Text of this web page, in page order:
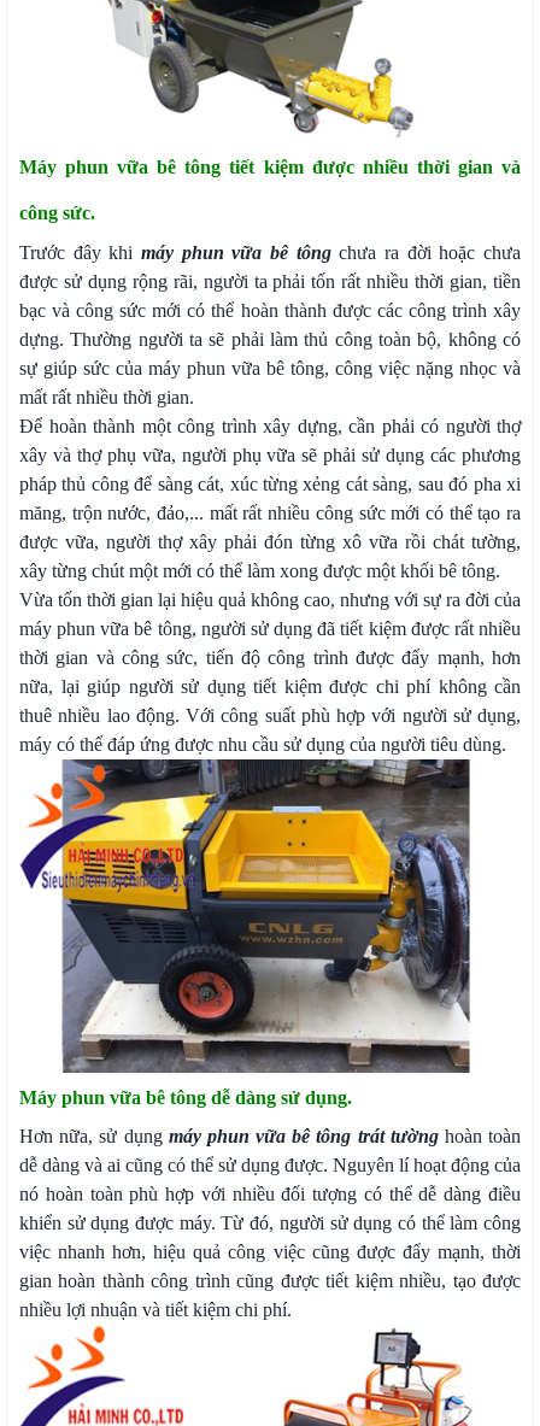
Máy phun vữa bê tông tiết kiệm được nhiều thời gian và
công sức.
Trước đây khi máy phun vữa bê tôngchưa ra đời hoặc chưa
được sử dụng rộng rãi, người ta phải tốn rất nhiều thời gian, tiền
bạc và công sức mới có thể hoàn thành được các công trình xây
dựng. Thường người ta sẽ phải làm thủ công toàn bộ, không có
sự giúp sức của máy phun vữa bê tông, công việc nặng nhọc và
mất rất nhiều thời gian.
Để hoàn thành một công trình xây dựng, cần phải có người thợ
xây và thợ phụ vữa, người phụ vữa sẽ phải sử dụng các phương
pháp thủ công để sàng cát, xúc từng xẻng cát sàng, sau đó pha xi
măng, trộn nước, đảo,... mất rất nhiều công sức mới có thể tạo ra
được vữa, người thợ xây phải đón từng xô vữa rồi chát tường,
xây từng chút một mới có thể làm xong được một khối bê tông.
Vừa tốn thời gian lại hiệu quả không cao, nhưng với sự ra đời của
máy phun vữa bê tông, người sử dụng đã tiết kiệm được rất nhiều
thời gian và công sức, tiến độ công trình được đẩy mạnh, hơn
nữa, lại giúp người sử dụng tiết kiệm được chi phí không cần
thuê nhiều lao động. Với công suất phù hợp với người sử dụng,
máy có thể đáp ứng được nhu cầu sử dụng của người tiêu dùng.
Máy phun vữa bê tông dễ dàng sử dụng.
Hơn nữa, sử dụng máy phun vữa bê tông trát tườnghoàn toàn
dễ dàng và ai cũng có thể sử dụng được. Nguyên lí hoạt động của
nó hoàn toàn phù hợp với nhiều đối tượng có thể dễ dàng điều
khiển sử dụng được máy. Từ đó, người sử dụng có thể làm công
việc nhanh hơn, hiệu quả công việc cũng được đẩy mạnh, thời
gian hoàn thành công trình cũng được tiết kiệm nhiều, tạo được
nhiều lợi nhuận và tiết kiệm chi phí.